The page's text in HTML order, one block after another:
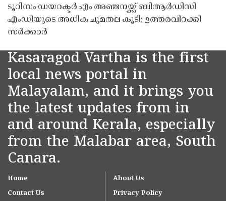
ടൂറിസം ഡയറക്ടർ എം അഞ്ജനയ്ക്ക് ബിആർഡിസി
എംഡിയുടെ അധിക ചുമതല കൂടി; ഉത്തരവിറക്കി
സർക്കാർ
Kasaragod Vartha is the first
local news portal in
Malayalam, and it brings you
the latest updates from in
and around Kerala, especially
from the Malabar area, South
Canara.
Home
About Us
Contact Us
Privacy Policy